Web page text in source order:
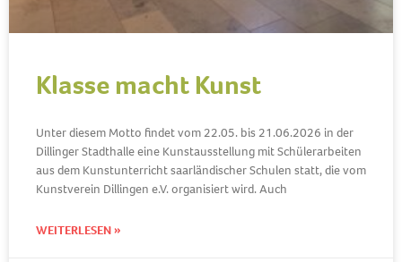
Klasse macht Kunst
Unter diesem Motto findet vom 22.05. bis 21.06.2026 in der
Dillinger Stadthalle eine Kunstausstellung mit Schülerarbeiten
aus dem Kunstunterricht saarländischer Schulen statt, die vom
Kunstverein Dillingen e.V. organisiert wird. Auch
WEITERLESEN »